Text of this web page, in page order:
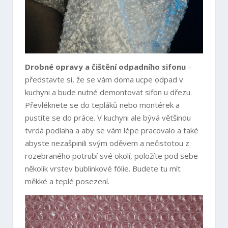
Drobné opravy a čištění odpadního sifonu –
představte si, že se vám doma ucpe odpad v
kuchyni a bude nutné demontovat sifon u dřezu.
Převléknete se do tepláků nebo montérek a
pustíte se do práce. V kuchyni ale bývá většinou
tvrdá podlaha a aby se vám lépe pracovalo a také
abyste nezašpinili svým oděvem a nečistotou z
rozebraného potrubí své okolí, položíte pod sebe
několik vrstev bublinkové fólie. Budete tu mít
měkké a teplé posezení.